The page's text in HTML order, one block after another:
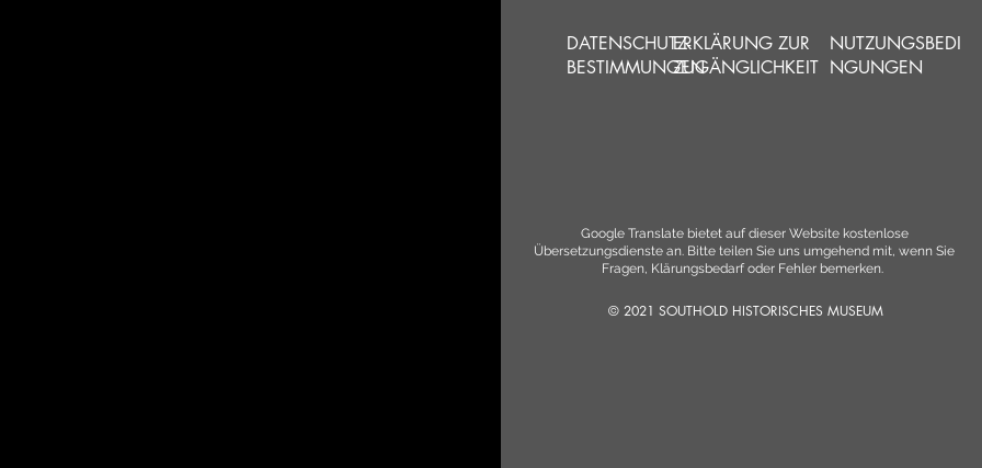
DATENSCHUTZ-
BESTIMMUNGEN
ERKLÄRUNG ZUR
ZUGÄNGLICHKEIT
NUTZUNGSBEDI
NGUNGEN
Google Translate bietet auf dieser Website kostenlose
Übersetzungsdienste an. Bitte teilen Sie uns umgehend mit, wenn Sie
Fragen, Klärungsbedarf oder Fehler bemerken.
© 2021 SOUTHOLD HISTORISCHES MUSEUM